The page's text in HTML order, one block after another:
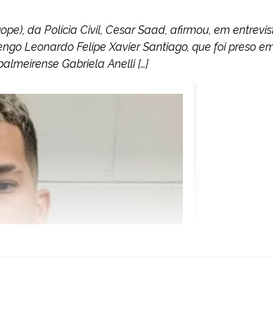
da Polícia Civil, Cesar Saad, afirmou, em
Leonardo Felipe Xavier Santiago, que foi preso
Gabriela Anelli […]